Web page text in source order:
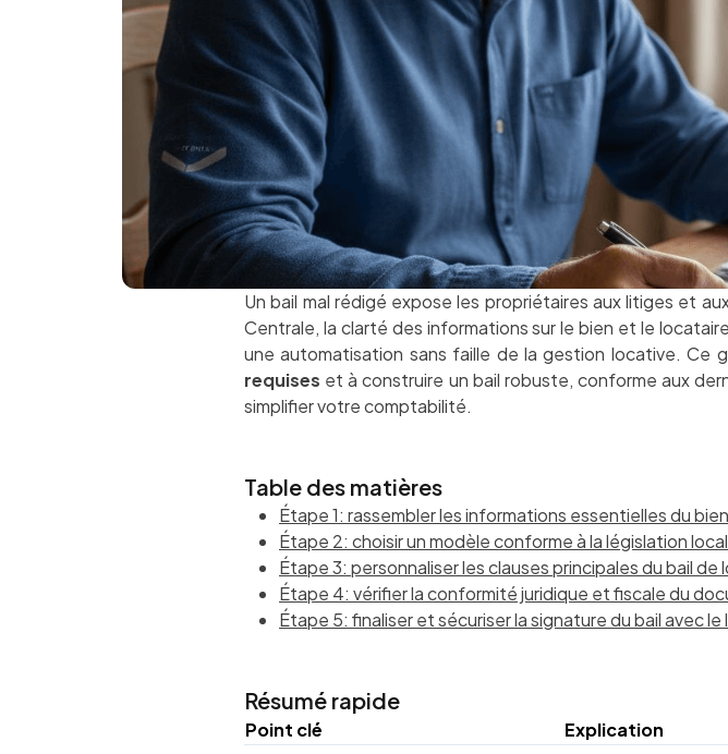
Un bail mal rédigé expose les propriétaires aux litiges et
Centrale, la clarté des informations sur le bien et le
une automatisation sans faille de la gestion locative. Ce
requises et à construire un bail robuste, conforme aux
simplifier votre comptabilité.
Table des matières
Étape 1: rassembler les informations essentielles du
Étape 2: choisir un modèle conforme à la législation
Étape 3: personnaliser les clauses principales du bail de
Étape 4: vérifier la conformité juridique et fiscale du
Étape 5: finaliser et sécuriser la signature du bail avec le
Résumé rapide
Point clé
Explication